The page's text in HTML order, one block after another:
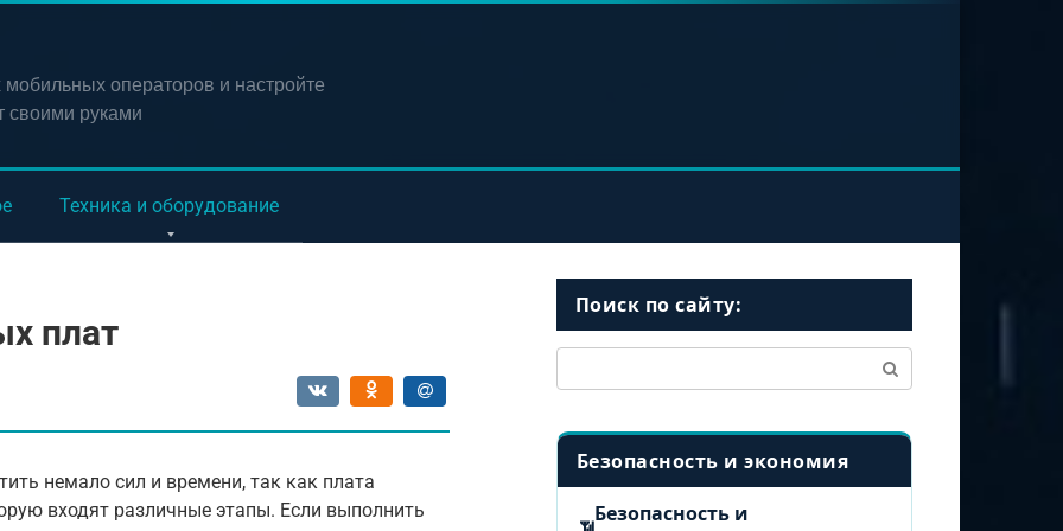
мобильных операторов и настройте
своими руками
Техника и оборудование
плат
немало сил и времени, так как плата
входят различные этапы. Если выполнить
Поиск по сайту:
Безопасность и экономия
Безопасность и